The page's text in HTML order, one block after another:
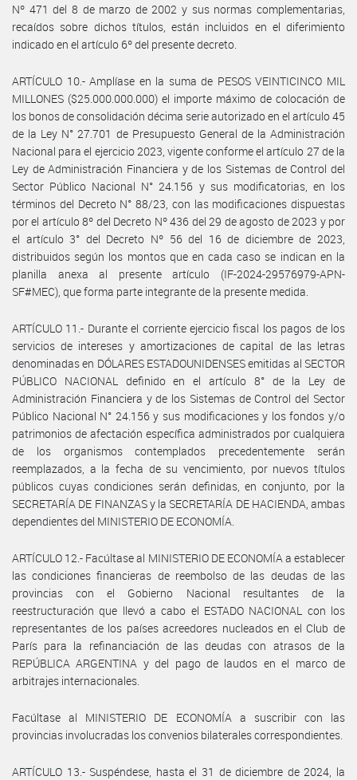
Nº 471 del 8 de marzo de 2002 y sus normas complementarias,
recaídos sobre dichos títulos, están incluidos en el diferimiento
indicado en el artículo 6º del presente decreto.
ARTÍCULO 10.- Amplíase en la suma de PESOS VEINTICINCO MIL
MILLONES ($25.000.000.000) el importe máximo de colocación de
los bonos de consolidación décima serie autorizado en el artículo 45
de la Ley N° 27.701 de Presupuesto General de la Administración
Nacional para el ejercicio 2023, vigente conforme el artículo 27 de la
Ley de Administración Financiera y de los Sistemas de Control del
Sector Público Nacional N° 24.156 y sus modificatorias, en los
términos del Decreto N° 88/23, con las modificaciones dispuestas
por el artículo 8º del Decreto Nº 436 del 29 de agosto de 2023 y por
el artículo 3° del Decreto Nº 56 del 16 de diciembre de 2023,
distribuidos según los montos que en cada caso se indican en la
planilla anexa al presente artículo (IF-2024-29576979-APN-
SF#MEC), que forma parte integrante de la presente medida.
ARTÍCULO 11.- Durante el corriente ejercicio fiscal los pagos de los
servicios de intereses y amortizaciones de capital de las letras
denominadas en DÓLARES ESTADOUNIDENSES emitidas al SECTOR
PÚBLICO NACIONAL definido en el artículo 8° de la Ley de
Administración Financiera y de los Sistemas de Control del Sector
Público Nacional N° 24.156 y sus modificaciones y los fondos y/o
patrimonios de afectación específica administrados por cualquiera
de los organismos contemplados precedentemente serán
reemplazados, a la fecha de su vencimiento, por nuevos títulos
públicos cuyas condiciones serán definidas, en conjunto, por la
SECRETARÍA DE FINANZAS y la SECRETARÍA DE HACIENDA, ambas
dependientes del MINISTERIO DE ECONOMÍA.
ARTÍCULO 12.- Facúltase al MINISTERIO DE ECONOMÍA a establecer
las condiciones financieras de reembolso de las deudas de las
provincias con el Gobierno Nacional resultantes de la
reestructuración que llevó a cabo el ESTADO NACIONAL con los
representantes de los países acreedores nucleados en el Club de
París para la refinanciación de las deudas con atrasos de la
REPÚBLICA ARGENTINA y del pago de laudos en el marco de
arbitrajes internacionales.
Facúltase al MINISTERIO DE ECONOMÍA a suscribir con las
provincias involucradas los convenios bilaterales correspondientes.
ARTÍCULO 13.- Suspéndese, hasta el 31 de diciembre de 2024, la